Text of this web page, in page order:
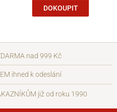
DOKOUPIT
nad 999 Kč
ihned k odeslání
již od roku 1990